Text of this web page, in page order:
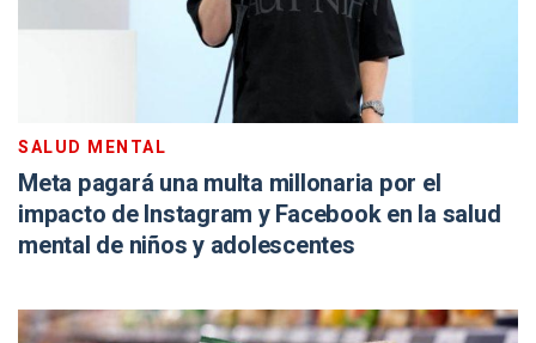
SALUD MENTAL
Meta pagará una multa millonaria por el
impacto de Instagram y Facebook en la salud
mental de niños y adolescentes